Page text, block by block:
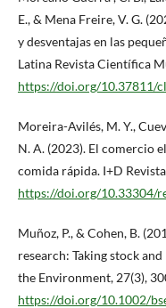
E., & Mena Freire, V. G.
y desventajas en las
Latina Revista Científica
https://doi.org/10.37811/
Moreira-Avilés, M. Y.,
N. A. (2023). El comercio
comida rápida. I+D
https://doi.org/10.33304/
Muñoz, P., & Cohen, B.
research: Taking stock
the Environment, 27(3),
https://doi.org/10.1002/